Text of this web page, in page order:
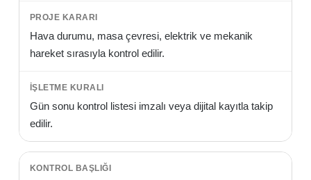
Hava durumu, masa çevresi, elektrik ve mekanik
hareket sırasıyla kontrol edilir.
Gün sonu kontrol listesi imzalı veya dijital kayıtla takip
edilir.